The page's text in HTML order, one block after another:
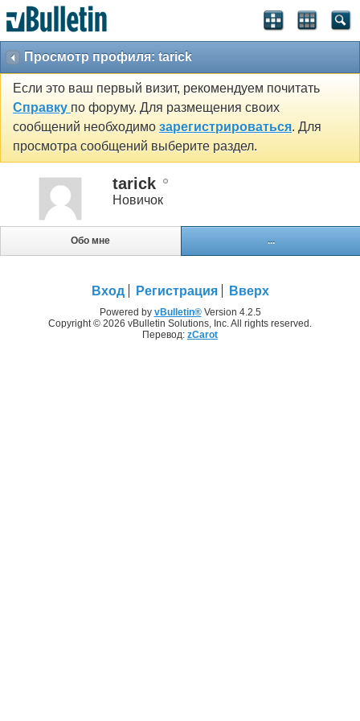
Просмотр профиля: tarick
Если это ваш первый визит, рекомендуем почитать
Справку по форуму. Для размещения своих
сообщений необходимо зарегистрироваться. Для
просмотра сообщений выберите раздел.
tarick
Новичок
Обо мне ...
Вход Регистрация Вверх
Powered by vBulletin®Version 4.2.5
Copyright © 2026 vBulletin Solutions, Inc. All rights reserved.
Перевод: zCarot